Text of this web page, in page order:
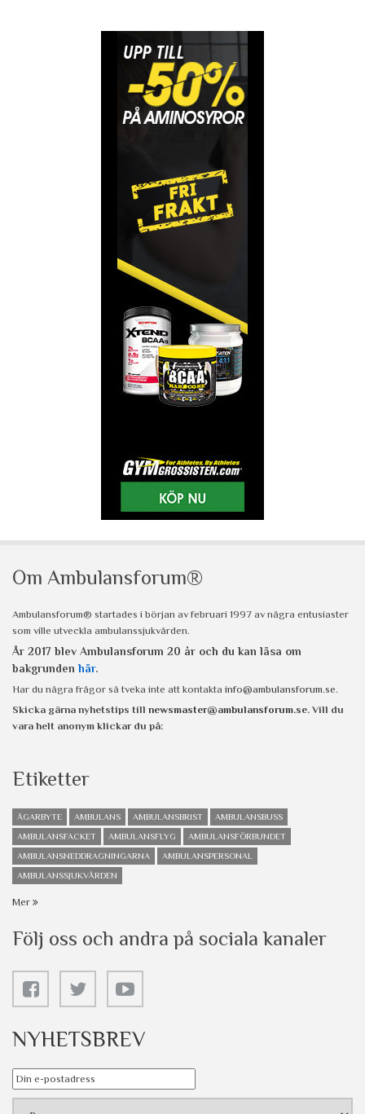
Om Ambulansforum®
Ambulansforum® startades i början av februari 1997 av några entusiaster
som ville utveckla ambulanssjukvården.
År 2017 blev Ambulansforum 20 år och du kan läsa om
bakgrunden här.
Har du några frågor så tveka inte att kontakta info@ambulansforum.se.
Skicka gärna nyhetstips till newsmaster@ambulansforum.se. Vill du
vara helt anonym klickar du på:
Etiketter
ÄGARBYTE AMBULANS AMBULANSBRIST
AMBULANSBUSS
AMBULANSFACKET
AMBULANSFLYG
AMBULANSFÖRBUNDET
AMBULANSNEDDRAGNINGARNA
AMBULANSPERSONAL
AMBULANSSJUKVÅRDEN
Mer
Följ oss och andra på sociala kanaler
NYHETSBREV